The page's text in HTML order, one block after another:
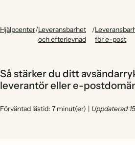
Hjälpcenter/Leveransbarhet
och efterlevnad
/
för e-post
Så stärker du ditt
leverantör eller e-
Förväntad lästid: 7 minut(er) | Uppdaterad